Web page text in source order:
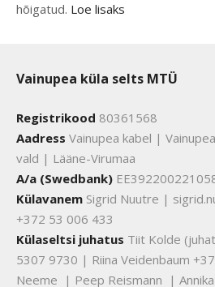
hõigatud. Loe lisaks
Vainupea küla selts MTÜ
Registrikood 80361568
Aadress Vainupea kabel |
vald | Lääne-Virumaa
A/a (Swedbank)
Külavanem Sigrid Nuutre |
+372 53 006 433
Külaseltsi juhatus Tiit Kolde
5307 9730 | Riina Veidenbaum
Neeme | Peep Reismann |